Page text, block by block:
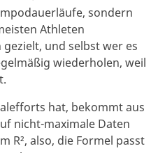
sondern
Athleten
und selbst wer es
wiederholen, weil
hat, bekommt aus
nicht-maximale Daten
R², also, die Formel passt